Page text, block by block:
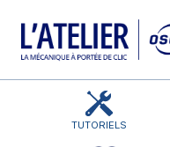
TUTORIELS